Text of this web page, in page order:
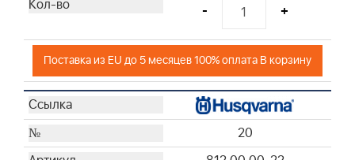
- +
Поставка из EU до 5 месяцев 100% оплата В корзину
20